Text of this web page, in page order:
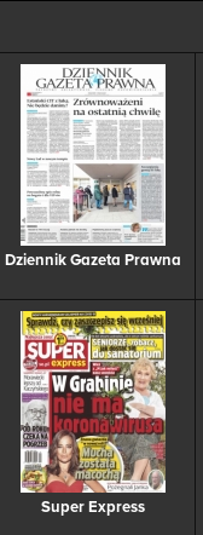
Dziennik Gazeta Prawna
Super Express